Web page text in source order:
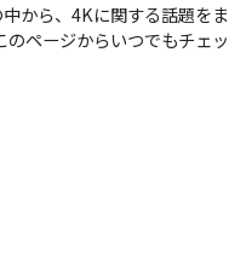
から、4Kに関する話題をま
ページからいつでもチェッ